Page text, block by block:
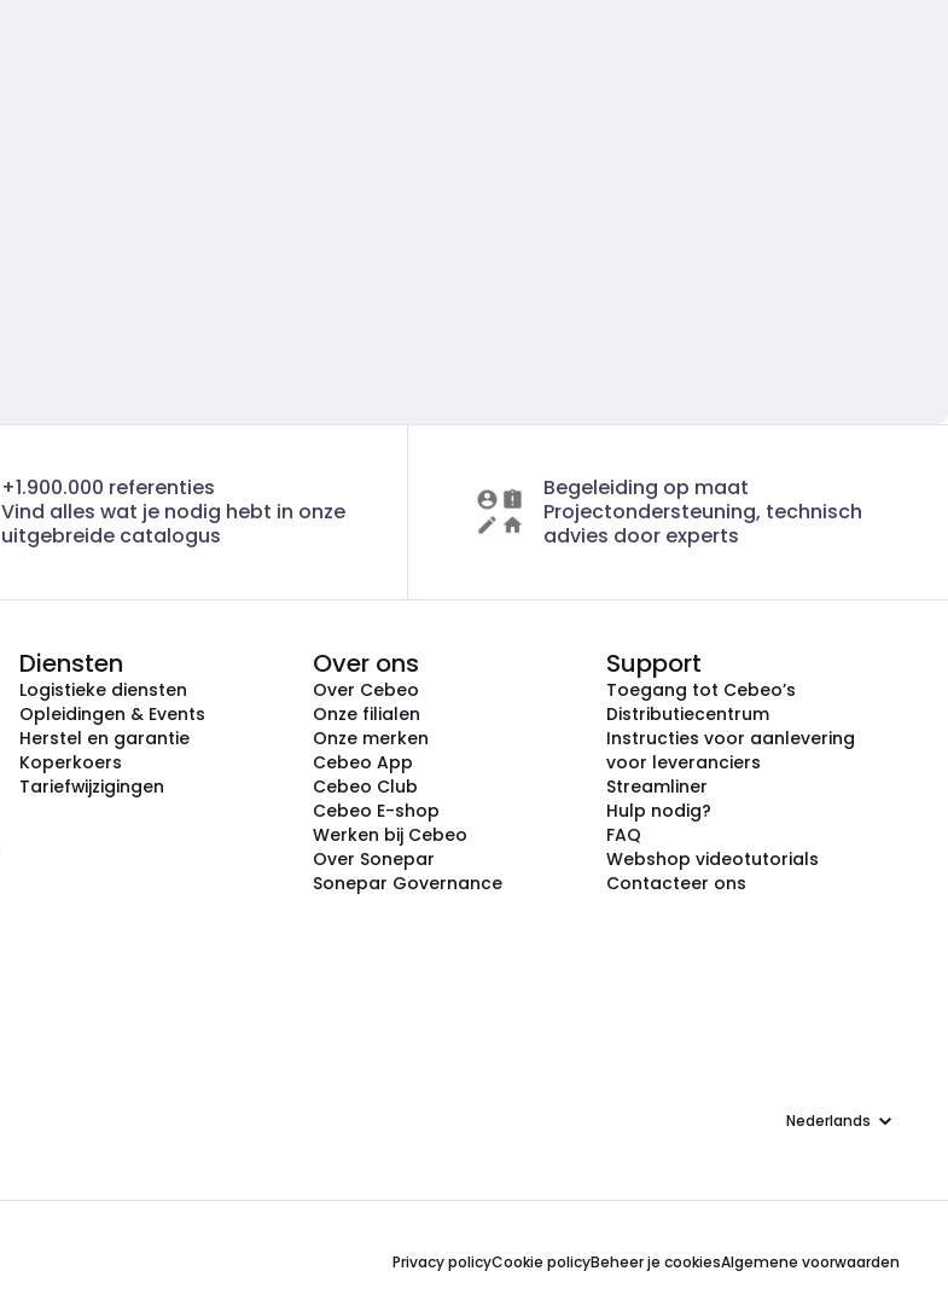
+1.900.000 referenties
Vind alles wat je nodig hebt in onze
uitgebreide catalogus
Begeleiding op maat
Projectondersteuning, technisch
advies door experts
Diensten
Logistieke diensten
Opleidingen & Events
Herstel en garantie
Koperkoers
Tariefwijzigingen
Over ons
Over Cebeo
Onze filialen
Onze merken
Cebeo App
Cebeo Club
Cebeo E-shop
Werken bij Cebeo
Over Sonepar
Sonepar Governance
Support
Toegang tot Cebeo’s
Distributiecentrum
Instructies voor aanlevering
voor leveranciers
Streamliner
Hulp nodig?
FAQ
Webshop videotutorials
Contacteer ons
Taal
Privacy policyCookie policyBeheer je cookiesAlgemene voorwaarden